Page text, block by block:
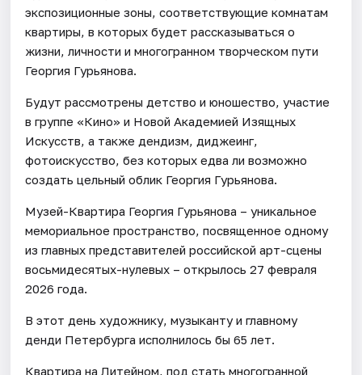
экспозиционные зоны, соответствующие комнатам
квартиры, в которых будет рассказываться о
жизни, личности и многогранном творческом пути
Георгия Гурьянова.
Будут рассмотрены детство и юношество, участие
в группе «Кино» и Новой Академией Изящных
Искусств, а также дендизм, диджеинг,
фотоискусство, без которых едва ли возможно
создать цельный облик Георгия Гурьянова.
Музей-Квартира Георгия Гурьянова – уникальное
мемориальное пространство, посвященное одному
из главных представителей российской арт-сцены
восьмидесятых-нулевых – открылось 27 февраля
2026 года.
В этот день художнику, музыканту и главному
денди Петербурга исполнилось бы 65 лет.
Квартира на Литейном, под стать многогранной